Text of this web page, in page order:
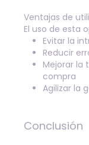
Ventajas de
El uso de esta
Evitar la
Reducir
Mejorar la
compra
Agilizar la
Conclusión